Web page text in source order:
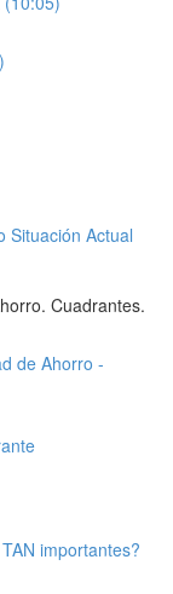
Situación Actual
Cuadrantes.
de Ahorro -
importantes?